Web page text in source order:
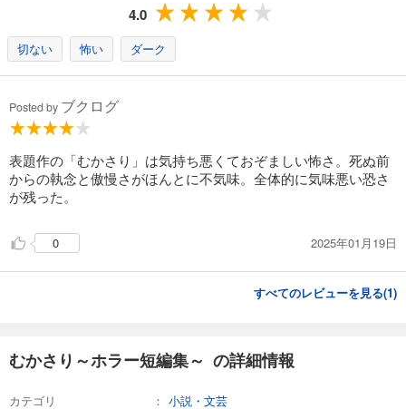
4.0
切ない 怖い ダーク
Posted by ブクログ
表題作の「むかさり」は気持ち悪くておぞましい怖さ。死ぬ前
からの執念と傲慢さがほんとに不気味。全体的に気味悪い恐さ
が残った。
0 2025年01月19日
すべてのレビューを見る(1)
むかさり～ホラー短編集～ の詳細情報
カテゴリ
小説・文芸